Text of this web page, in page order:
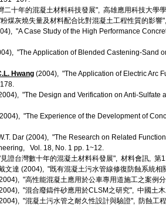
二十年的混凝土材料科技發展", 高雄應用科技大學
煤灰燒失量及材料配合比對混凝土工程性質的影
"A Case Study of the High Performance
"The Application of Blended Castening-
Hwang (2004), "The Application of Electric Arc
"The Design and Verification on Anti-
"The Experience of the Development of
Dar (2004), "The Research on Related
Vol. 18, No. 1 pp. 1~12.
證台灣數十年的混凝土材料科發展", 材料會訊, 第
文達 (2004), "既有混凝土污水管線修復防蝕系統
"高性能混凝土應用於公車專用道施工之案例
"混合廢鑄件砂應用於CLSM之研究", 中國土
"混凝土污水管之耐久性設計與驗證", 防蝕工